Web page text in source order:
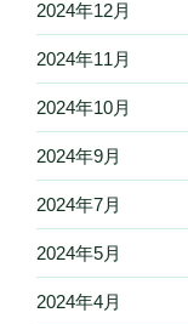
2024年12月
2024年11月
2024年10月
2024年9月
2024年7月
2024年5月
2024年4月